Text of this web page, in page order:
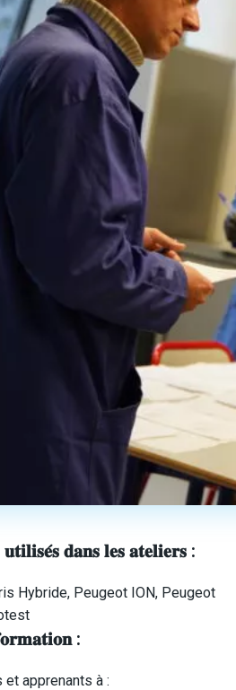
𝐝𝐚𝐧𝐬 𝐥𝐞𝐬 𝐚𝐭𝐞𝐥𝐢𝐞𝐫𝐬 :
Hybride, Peugeot ION, Peugeot
:
apprenants à :